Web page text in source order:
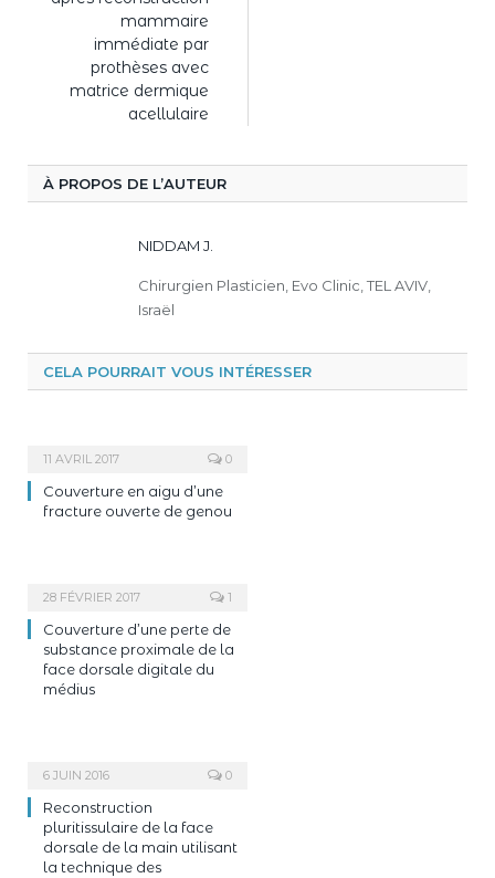
mammaire
immédiate par
prothèses avec
matrice dermique
acellulaire
À PROPOS DE L’AUTEUR
NIDDAM J.
Chirurgien Plasticien, Evo Clinic, TEL AVIV,
Israël
CELA POURRAIT VOUS INTÉRESSER
11 AVRIL 2017 0
Couverture en aigu d’une
fracture ouverte de genou
28 FÉVRIER 2017 1
Couverture d’une perte de
substance proximale de la
face dorsale digitale du
médius
6 JUIN 2016 0
Reconstruction
pluritissulaire de la face
dorsale de la main utilisant
la technique des